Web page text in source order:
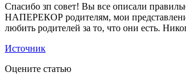
Спасибо зп совет! Вы все описали
НАПЕРЕКОР родителям, мои
любить родителей за то, что они есть.
Источник
Оцените статью